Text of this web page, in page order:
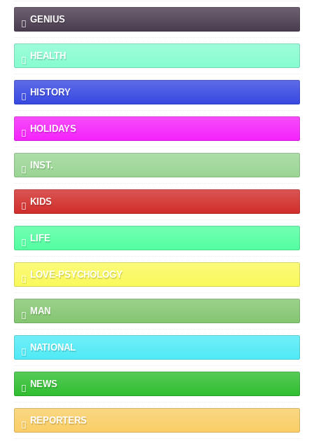
GENIUS
HEALTH
HISTORY
HOLIDAYS
INST.
KIDS
LIFE
LOVE-PSYCHOLOGY
MAN
NATIONAL
NEWS
REPORTERS